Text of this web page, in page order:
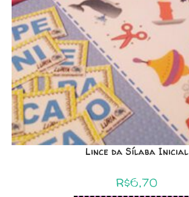
Lince da Sílaba Inicial
R$6,70